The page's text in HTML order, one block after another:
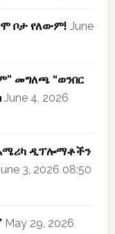
ቦታ የለውም! June
መግለጫ “ወንበር
June 4, 2026
ዲፕሎማቶችን
3, 2026 08:50
May 29, 2026